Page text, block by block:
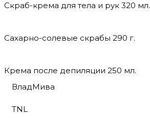
Скраб-крема для тела и рук 320 мл.
Сахарно-солевые скрабы 290 г.
Крема после депиляции 250 мл.
ВладМива
TNL